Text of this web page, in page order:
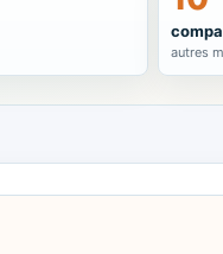
autres